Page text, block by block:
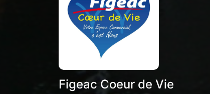
Figeac Coeur de Vie